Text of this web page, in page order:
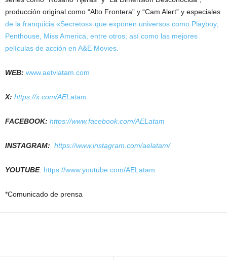
producción original como “Alto Frontera” y “Cam Alert” y especiales
de la franquicia «Secretos» que exponen universos como Playboy,
Penthouse, Miss America, entre otros; así como las mejores
películas de acción en A&E Movies.
WEB: www.aetvlatam.com
X: https://x.com/AELatam
FACEBOOK: https://www.facebook.com/AELatam
INSTAGRAM: https://www.instagram.com/aelatam/
YOUTUBE: https://www.youtube.com/AELatam
*Comunicado de prensa